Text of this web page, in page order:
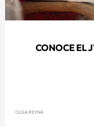
CONOCE EL
OLGA REYNA